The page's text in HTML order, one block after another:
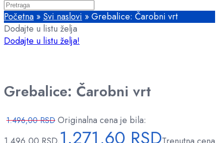
Početna » Svi naslovi »Grebalice: Čarobni vrt
Dodajte u listu želja
Dodajte u listu želja!
Grebalice: Čarobni vrt
1.496,00RSD Originalna cena je bila: